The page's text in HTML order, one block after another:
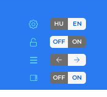
HU EN
OFF ON
OFF ON